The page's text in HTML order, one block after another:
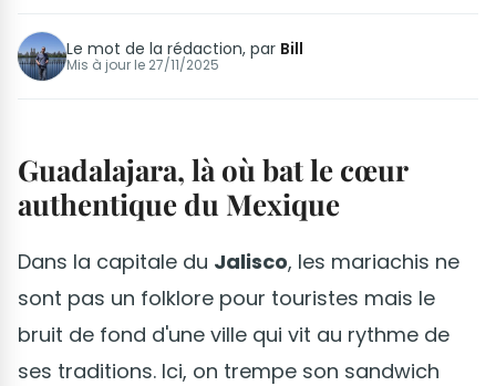
Le mot de la rédaction, par Bill
Mis à jour le 27/11/2025
Guadalajara, là où bat le cœur
authentique du Mexique
Dans la capitale du Jalisco, les mariachis ne
sont pas un folklore pour touristes mais le
bruit de fond d'une ville qui vit au rythme de
ses traditions. Ici, on trempe son sandwich